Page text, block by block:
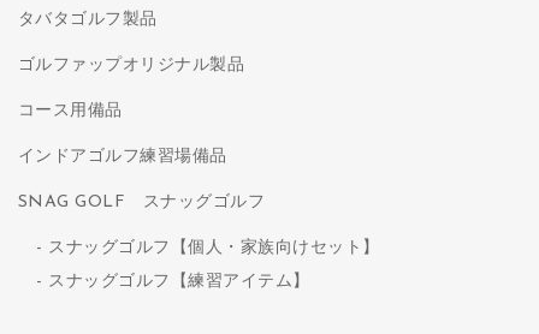
タバタゴルフ製品
ゴルファップオリジナル製品
コース用備品
インドアゴルフ練習場備品
SNAG GOLF スナッグゴルフ
スナッグゴルフ【個人・家族向けセット】
スナッグゴルフ【練習アイテム】